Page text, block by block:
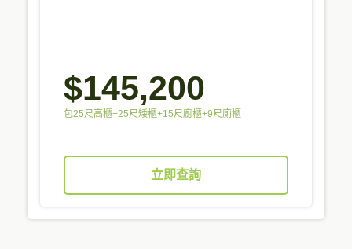
$145,200
包25尺高櫃+25尺矮櫃+15尺廚櫃+9尺廁櫃
立即查詢